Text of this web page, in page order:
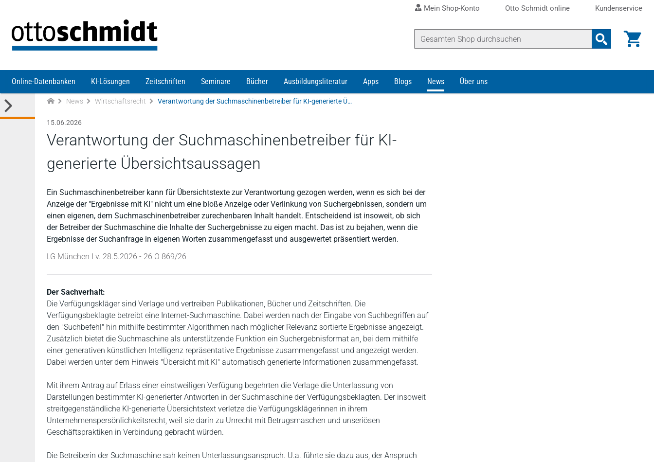
Mein Shop-Konto Otto Schmidt online Kundenservice
Online-Datenbanken KI-Lösungen Zeitschriften Seminare Bücher Ausbildungsliteratur Apps Blogs News Über uns
News Wirtschaftsrecht Verantwortung der Suchmaschinenbetreiber für KI-generierte Übersichtsaussagen
15.06.2026
Verantwortung der Suchmaschinenbetreiber für KI-
generierte Übersichtsaussagen
Ein Suchmaschinenbetreiber kann für Übersichtstexte zur Verantwortung gezogen werden, wenn es sich bei der
Anzeige der "Ergebnisse mit KI" nicht um eine bloße Anzeige oder Verlinkung von Suchergebnissen, sondern um
einen eigenen, dem Suchmaschinenbetreiber zurechenbaren Inhalt handelt. Entscheidend ist insoweit, ob sich
der Betreiber der Suchmaschine die Inhalte der Suchergebnisse zu eigen macht. Das ist zu bejahen, wenn die
Ergebnisse der Suchanfrage in eigenen Worten zusammengefasst und ausgewertet präsentiert werden.
LG München I v. 28.5.2026 - 26 O 869/26
Der Sachverhalt:
Die Verfügungskläger sind Verlage und vertreiben Publikationen, Bücher und Zeitschriften. Die
Verfügungsbeklagte betreibt eine Internet-Suchmaschine. Dabei werden nach der Eingabe von Suchbegriffen auf
den "Suchbefehl" hin mithilfe bestimmter Algorithmen nach möglicher Relevanz sortierte Ergebnisse angezeigt.
Zusätzlich bietet die Suchmaschine als unterstützende Funktion ein Suchergebnisformat an, bei dem mithilfe
einer generativen künstlichen Intelligenz repräsentative Ergebnisse zusammengefasst und angezeigt werden.
Dabei werden unter dem Hinweis "Übersicht mit KI" automatisch generierte Informationen zusammengefasst.
Mit ihrem Antrag auf Erlass einer einstweiligen Verfügung begehrten die Verlage die Unterlassung von
Darstellungen bestimmter KI-generierter Antworten in der Suchmaschine der Verfügungsbeklagten. Der insoweit
streitgegenständliche KI-generierte Übersichtstext verletze die Verfügungsklägerinnen in ihrem
Unternehmenspersönlichkeitsrecht, weil sie darin zu Unrecht mit Betrugsmaschen und unseriösen
Geschäftspraktiken in Verbindung gebracht würden.
Die Betreiberin der Suchmaschine sah keinen Unterlassungsanspruch. U.a. führte sie dazu aus, der Anspruch